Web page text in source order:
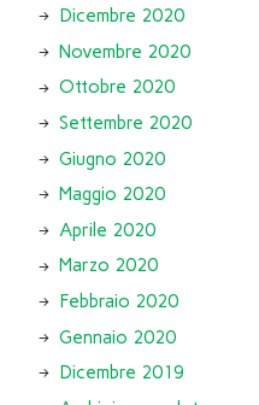
Dicembre 2020
Novembre 2020
Ottobre 2020
Settembre 2020
Giugno 2020
Maggio 2020
Aprile 2020
Marzo 2020
Febbraio 2020
Gennaio 2020
Dicembre 2019